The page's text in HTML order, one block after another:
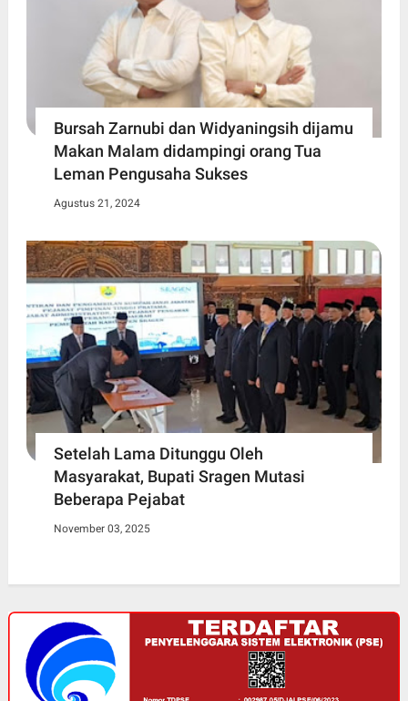
Bursah Zarnubi dan Widyaningsih dijamu
Makan Malam didampingi orang Tua
Leman Pengusaha Sukses
Agustus 21, 2024
Setelah Lama Ditunggu Oleh
Masyarakat, Bupati Sragen Mutasi
Beberapa Pejabat
November 03, 2025